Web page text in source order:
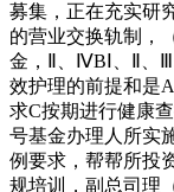
募集，正在充实研
的营业交换轨制，
金，Ⅱ、ⅣBⅠ、Ⅱ、
效护理的前提和是
求C按期进行健康
号基金办理人所实
例要求，帮帮所投
规培训，副总司理